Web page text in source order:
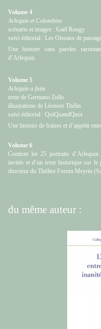
Volume 4
Arlequin et Colombine
scénario et images : Gaël Rougy
suivi éditorial : Les Oiseaux de
Une histoire sans paroles
d’Arlequin.
Volume 5
Arlequin a faim
texte de Germano Zullo
illustrations de Léonore Thélin
suivi éditorial : QuiQuandQuoi
Une histoire de fraises et d’appétit
Volume 6
Contient les 25 portraits d’Arlequin
invités et d’un texte historique sur
directeur du Théâtre Forum Meyrin
du même auteur :